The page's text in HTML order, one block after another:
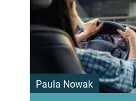
Paula Nowak